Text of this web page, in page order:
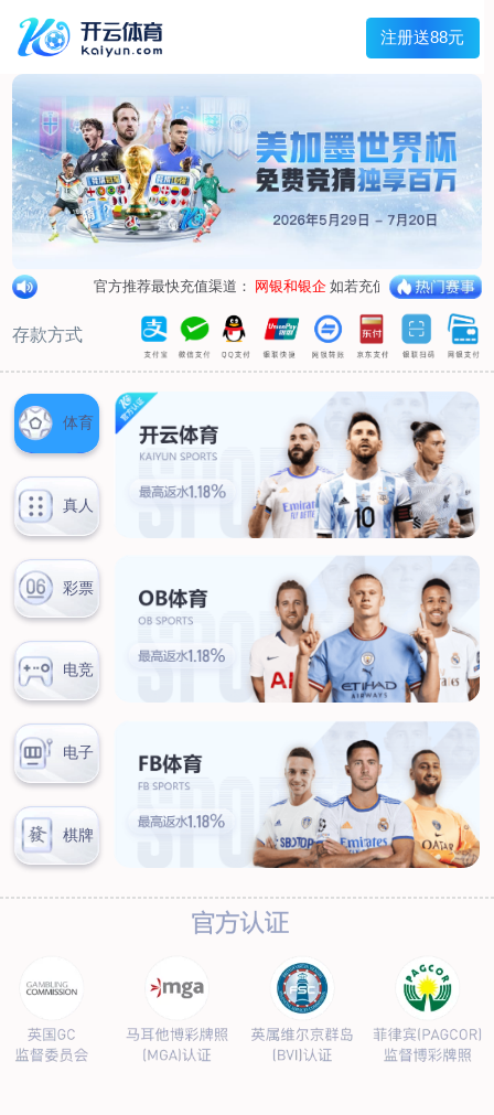
Menu
网站首页
关于我们
产品中心
荣誉资质
厂区设备
人才招聘
新闻中心
销售网点